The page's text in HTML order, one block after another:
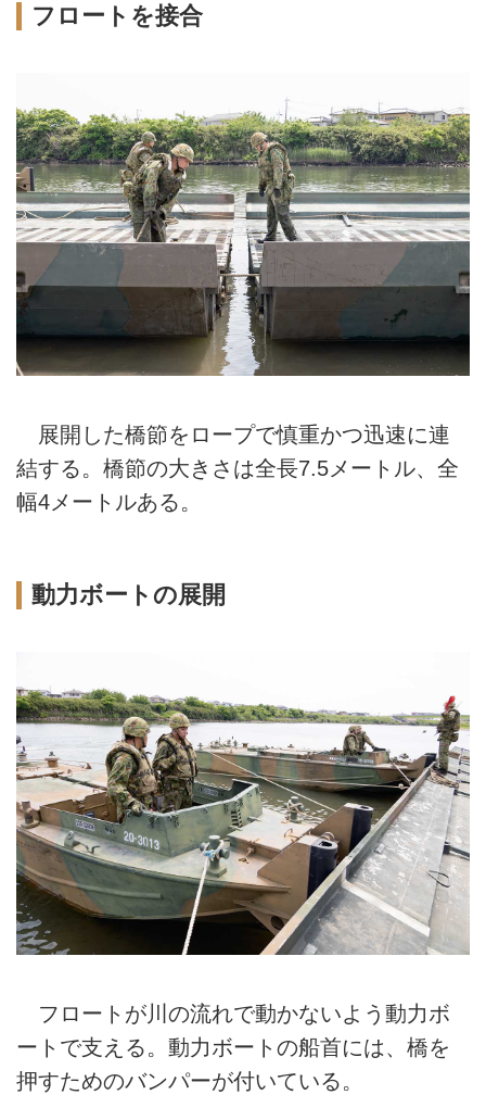
フロートを接合
展開した橋節をロープで慎重かつ迅速に連
結する。橋節の大きさは全長7.5メートル、全
幅4メートルある。
動力ボートの展開
フロートが川の流れで動かないよう動力ボ
ートで支える。動力ボートの船首には、橋を
押すためのバンパーが付いている。